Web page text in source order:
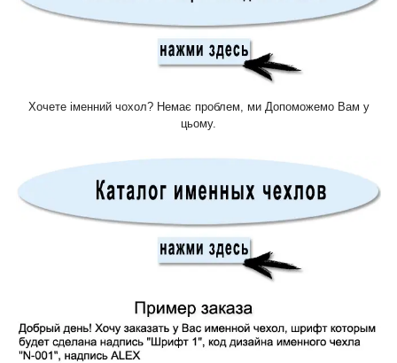
Хочете іменний чохол? Немає проблем, ми Допоможемо Вам у
цьому.